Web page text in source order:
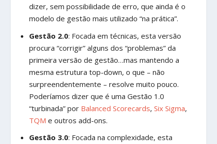
dizer, sem possibilidade de erro, que ainda é o
modelo de gestão mais utilizado “na prática”.
Gestão 2.0: Focada em técnicas, esta versão
procura “corrigir” alguns dos “problemas” da
primeira versão de gestão…mas mantendo a
mesma estrutura top-down, o que – não
surpreendentemente – resolve muito pouco.
Poderíamos dizer que é uma Gestão 1.0
“turbinada” por Balanced Scorecards, Six Sigma,
TQM e outros add-ons.
Gestão 3.0: Focada na complexidade, esta